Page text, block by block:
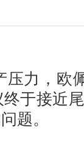
力，欧
于接近
题。